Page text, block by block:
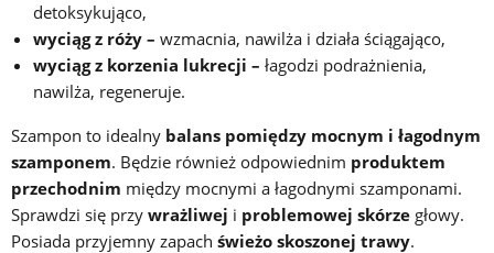
detoksykująco,
wyciąg z róży – wzmacnia, nawilża i działa ściągająco,
wyciąg z korzenia lukrecji – łagodzi podrażnienia,
nawilża, regeneruje.
Szampon to idealny balans pomiędzy mocnym i łagodnym
szamponem. Będzie również odpowiednim produktem
przechodnim między mocnymi a łagodnymi szamponami.
Sprawdzi się przy wrażliwej i problemowej skórze głowy.
Posiada przyjemny zapach świeżo skoszonej trawy.